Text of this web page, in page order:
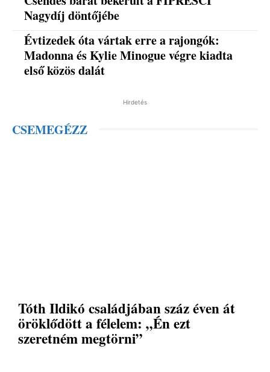
Nagydíj döntőjébe
Évtizedek óta vártak erre a rajongók:
Madonna és Kylie Minogue végre kiadta
első közös dalát
Hirdetés
CSEMEGÉZZ
Tóth Ildikó családjában száz éven át
öröklődött a félelem: „Én ezt
szeretném megtörni”